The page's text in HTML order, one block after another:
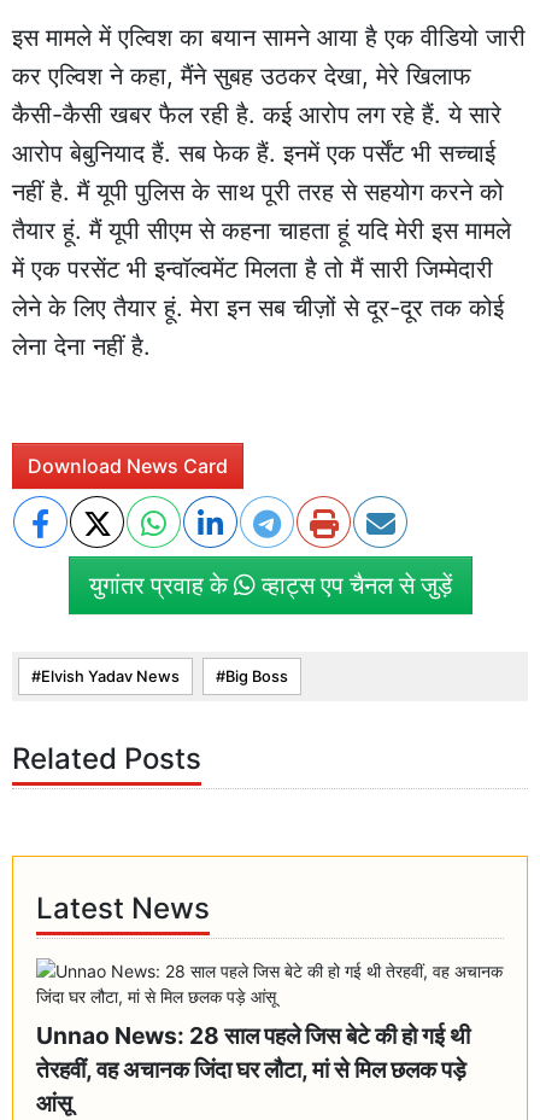
इस मामले में एल्विश का बयान सामने आया है एक वीडियो जारी
कर एल्विश ने कहा, मैंने सुबह उठकर देखा, मेरे खिलाफ
कैसी-कैसी खबर फैल रही है. कई आरोप लग रहे हैं. ये सारे
आरोप बेबुनियाद हैं. सब फेक हैं. इनमें एक पर्सेंट भी सच्चाई
नहीं है. मैं यूपी पुलिस के साथ पूरी तरह से सहयोग करने को
तैयार हूं. मैं यूपी सीएम से कहना चाहता हूं यदि मेरी इस मामले
में एक परसेंट भी इन्वॉल्वमेंट मिलता है तो मैं सारी जिम्मेदारी
लेने के लिए तैयार हूं. मेरा इन सब चीज़ों से दूर-दूर तक कोई
लेना देना नहीं है.
Download News Card
युगांतर प्रवाह के व्हाट्स एप चैनल से जुड़ें
Elvish Yadav News Big Boss
Related Posts
Latest News
Unnao News: 28 साल पहले जिस बेटे की हो गई थी
तेरहवीं, वह अचानक जिंदा घर लौटा, मां से मिल छलक पड़े
आंसू